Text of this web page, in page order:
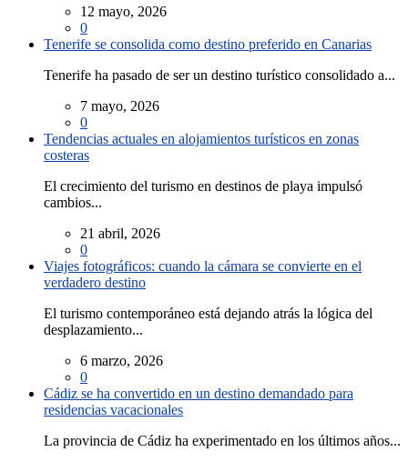
12 mayo, 2026
0
Tenerife se consolida como destino preferido en Canarias
Tenerife ha pasado de ser un destino turístico consolidado a...
7 mayo, 2026
0
Tendencias actuales en alojamientos turísticos en zonas
costeras
El crecimiento del turismo en destinos de playa impulsó
cambios...
21 abril, 2026
0
Viajes fotográficos: cuando la cámara se convierte en el
verdadero destino
El turismo contemporáneo está dejando atrás la lógica del
desplazamiento...
6 marzo, 2026
0
Cádiz se ha convertido en un destino demandado para
residencias vacacionales
La provincia de Cádiz ha experimentado en los últimos años...